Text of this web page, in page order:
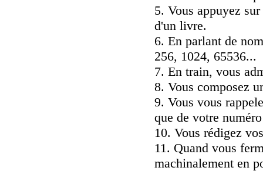
5. Vous appuyez
d'un livre.
6. En parlant de
256, 1024, 65536...
7. En train, vous
8. Vous composez
9. Vous vous
que de votre
10. Vous rédigez
11. Quand vous
machinalement en